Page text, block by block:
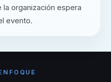
organización espera
evento.